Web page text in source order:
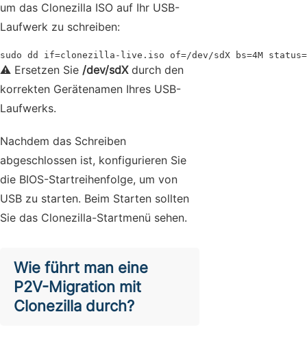
um das Clonezilla ISO auf Ihr USB-
Laufwerk zu schreiben:
sudo dd if=clonezilla-live.iso of=/dev/sdX bs=4M
⚠️ Ersetzen Sie /dev/sdX durch den
korrekten Gerätenamen Ihres USB-
Laufwerks.
Nachdem das Schreiben
abgeschlossen ist, konfigurieren Sie
die BIOS-Startreihenfolge, um von
USB zu starten. Beim Starten sollten
Sie das Clonezilla-Startmenü sehen.
Wie führt man eine
P2V-Migration mit
Clonezilla durch?